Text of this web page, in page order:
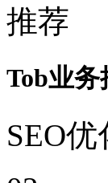
推荐
Tob业
SEO